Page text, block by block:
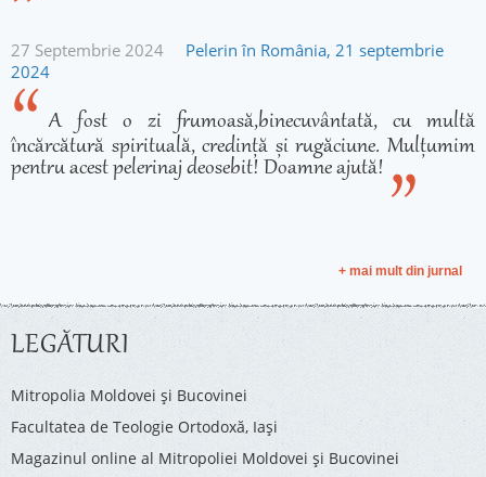
27 Septembrie 2024
Pelerin în România, 21 septembrie
2024
A fost o zi frumoasă,binecuvântată, cu multă
încărcătură spirituală, credință și rugăciune. Mulțumim
pentru acest pelerinaj deosebit! Doamne ajută!
+ mai mult din jurnal
LEGĂTURI
Mitropolia Moldovei și Bucovinei
Facultatea de Teologie Ortodoxă, Iaşi
Magazinul online al Mitropoliei Moldovei și Bucovinei